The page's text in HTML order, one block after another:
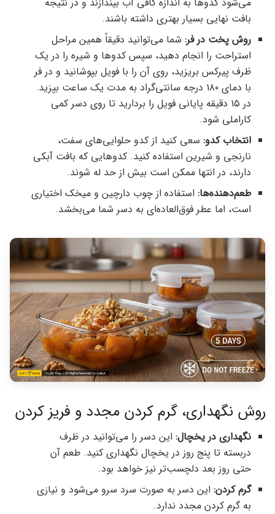
بافت نهایی بسیار بهتری داشته باشند.
روش پخت در فر: شما می‌توانید دقیقاً همین مراحل
استراحت را انجام دهید، سپس کدوها و شیره را در یک
ظرف پیرکس بریزید، روی آن را با فویل بپوشانید و در فر
با دمای ۱۸۰ درجه سانتی‌گراد به مدت یک ساعت بپزید.
در ۱۵ دقیقه پایانی فویل را بردارید تا روی دسر کمی
کاراملی شود.
انتخاب کدو: سعی کنید از کدو حلوایی‌های سفت،
نارنجی و شیرین استفاده کنید. کدوهایی که بافت آبکی
دارند، در انتها ممکن است بیش از حد له شوند.
طعم‌دهنده‌ها: استفاده از چوب دارچین و میخک اختیاری
است، اما عطر فوق‌العاده‌ای به دسر شما می‌بخشد.
روش نگهداری، گرم کردن مجدد و فریز کردن
نگهداری در یخچال: این دسر را می‌توانید در ظرف
دربسته تا پنج روز در یخچال نگهداری کنید. طعم آن
حتی روز بعد دلچسب‌تر نیز خواهد بود.
گرم کردن: این دسر به صورت سرد سرو می‌شود و نیازی
به گرم کردن مجدد ندارد.